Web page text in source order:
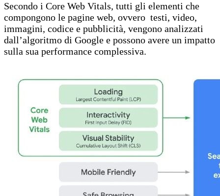
Secondo i Core Web Vitals, tutti gli elementi che
compongono le pagine web, ovvero testi, video,
immagini, codice e pubblicità, vengono analizzati
dall’algoritmo di Google e possono avere un impatto
sulla sua performance complessiva.